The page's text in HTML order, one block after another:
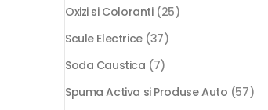
Oxizi si Coloranti (25)
Scule Electrice (37)
Soda Caustica (7)
Spuma Activa si Produse Auto (57)